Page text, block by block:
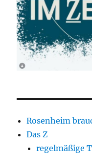
Rosenheim
Das Z
regelmäßige